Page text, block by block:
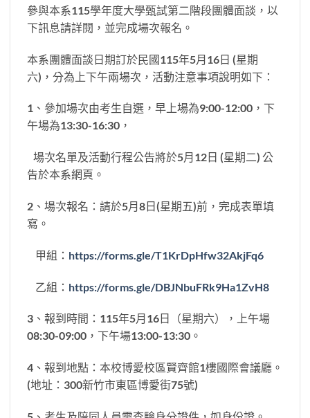
參與本系115學年度大學甄試第二階段團體面談，以
下訊息請詳閱，並完成場次報名。
本系團體面談日期訂於民國115年5月16日 (星期
六)，分為上下午兩場次，活動注意事項說明如下：
1、參加場次由考生自選，早上場為9:00-12:00，下
午場為13:30-16:30，
場次名單及活動行程公告將於5月12日 (星期二) 公
告於本系網頁。
2、場次報名：請於5月8日(星期五)前，完成表單填
寫。
甲組： https://forms.gle/T1KrDpHfw32AkjFq6
乙組： https://forms.gle/DBJNbuFRk9Ha1ZvH8
3、報到時間：115年5月16日（星期六），上午場
08:30-09:00，下午場13:00-13:30。
4、報到地點：本校博愛校區賢齊館1樓國際會議廳。
(地址：300新竹市東區博愛街75號)